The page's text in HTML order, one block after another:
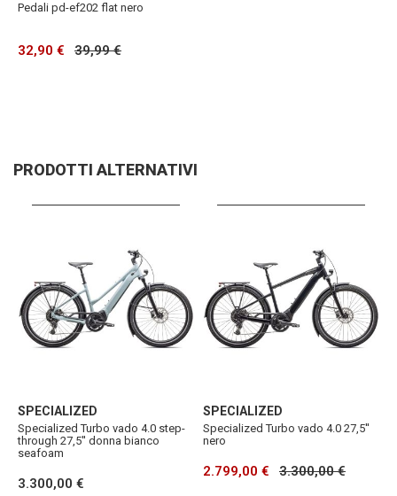
Pedali pd-ef202 flat nero
32,90 € 39,99 €
PRODOTTI ALTERNATIVI
SPECIALIZED
Specialized Turbo vado 4.0 step-
through 27,5'' donna bianco
seafoam
3.300,00 €
SPECIALIZED
Specialized Turbo vado 4.0 27,5''
nero
2.799,00 € 3.300,00 €